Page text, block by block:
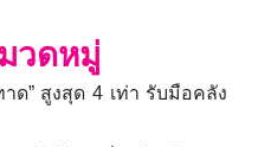
วดหมู่
ด” สูงสุด 4 เท่า รับมือคลัง